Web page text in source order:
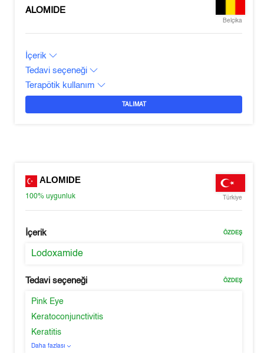
ALOMIDE
Belçika
İçerik
Tedavi seçeneği
Terapötik kullanım
TALIMAT
ALOMIDE
100%uygunluk Türkiye
İçerik ÖZDEŞ
Lodoxamide
Tedavi seçeneği ÖZDEŞ
Pink Eye
Keratoconjunctivitis
Keratitis
Daha fazlası